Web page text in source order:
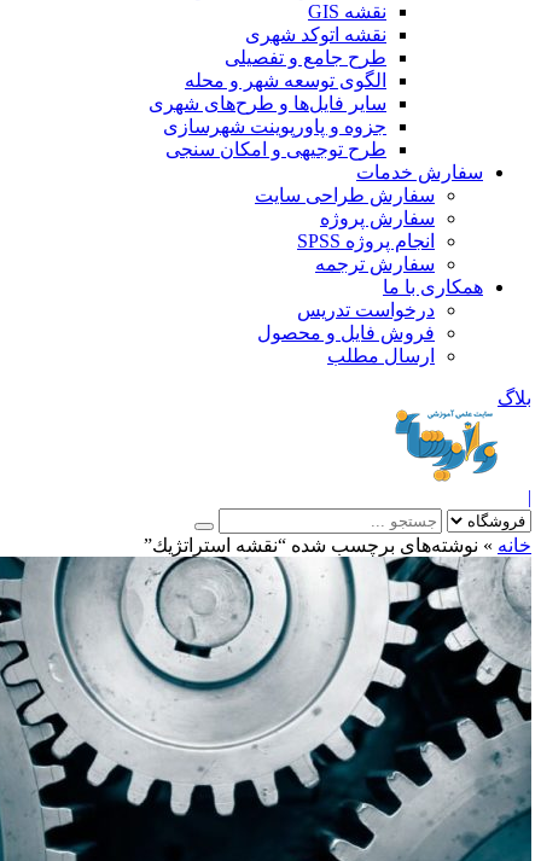
نقشه GIS
نقشه اتوکد شهری
طرح جامع و تفصیلی
الگوی توسعه شهر و محله
سایر فایل‌ها و طرح‌های شهری
جزوه و پاورپوینت شهرسازی
طرح توجیهی و امکان سنجی
سفارش خدمات
سفارش طراحی سایت
سفارش پروژه
انجام پروژه SPSS
سفارش ترجمه
همکاری با ما
درخواست تدریس
فروش فایل و محصول
ارسال مطلب
»نوشته‌های برچسب شده “نقشه استراتژيك”